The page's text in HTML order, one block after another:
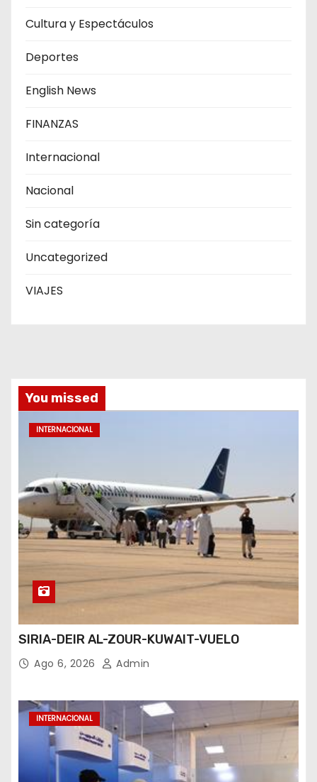
Cultura y Espectáculos
Deportes
English News
FINANZAS
Internacional
Nacional
Sin categoría
Uncategorized
VIAJES
You missed
INTERNACIONAL
SIRIA-DEIR AL-ZOUR-KUWAIT-VUELO
Ago 6, 2026 Admin
INTERNACIONAL